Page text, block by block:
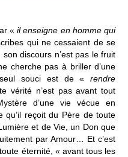
«il enseigne en homme qui
qui ne cessaient de se
discours n’est pas le fruit
cherche pas à briller d’une
seul souci est de «rendre
vérité n’est pas avant tout
d’une vie vécue en
qu’il reçoit du Père de toute
et de Vie, un Don que
par Amour… Et c’est
éternité, « avant tous les